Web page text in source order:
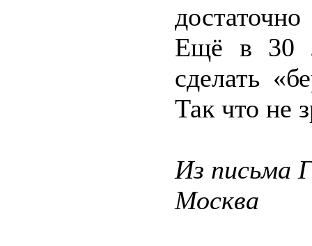
Ещё в 30
сделать
Так что не
Из письма
Москва